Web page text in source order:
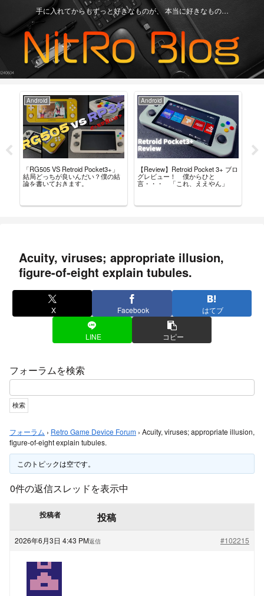
手に入れてからもずっと好きなものが、 本当に好きなもの…
Android
「RG505 VS Retroid Pocket3+」
結局どっちが良いんだい？僕の結
論を書いておきます。
Android
【Review】Retroid Pocket 3+ ブロ
グレビュー！ 僕からひと
言・・・ 「これ、ええやん」
Acuity, viruses; appropriate illusion,
figure-of-eight explain tubules.
X Facebook はてブ
LINE コピー
フォーラムを検索
フォーラム › Retro Game Device Forum › Acuity, viruses; appropriate illusion,
figure-of-eight explain tubules.
このトピックは空です。
0件の返信スレッドを表示中
投稿者 投稿
2026年6月3日 4:43 PM #102215
返信